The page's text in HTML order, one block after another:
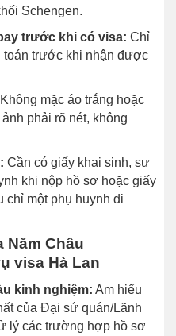
Schengen.
trước khi có visa: Chỉ
toán trước khi nhận được
Không mặc áo trắng hoặc
phải rõ nét, không
Cần có giấy khai sinh, sự
khi nộp hồ sơ hoặc giấy
chỉ một phụ huynh đi
Năm Châu
visa Hà Lan
kinh nghiệm: Am hiểu
của Đại sứ quán/Lãnh
lý các trường hợp hồ sơ